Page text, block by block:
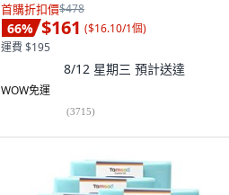
首購折扣價$478
66% $161 ($16.10/1個)
運費 $195
8/12 星期三 預計送達
WOW免運
(3715)